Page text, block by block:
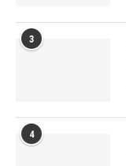
3
4